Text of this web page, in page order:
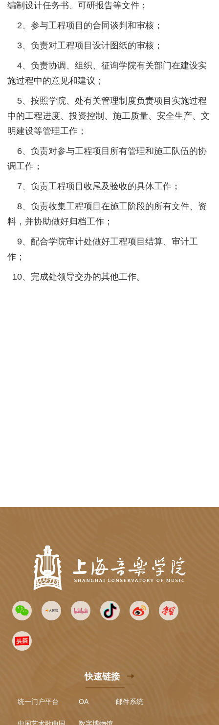
编制设计任务书、可研报告等文件；
2、参与工程项目的合同谈判和审核；
3、负责对工程项目设计图纸的审核；
4、负责协调、组织、征询学院有关部门在建设实
施过程中的意见和建议；
5、按照学院、处有关管理制度负责项目实施过程
中的工程进度、投资控制、施工质量、安全生产、文
明建设等管理工作；
6、负责对参与工程项目所有管理和施工队伍的协
调工作；
7、负责工程项目收尾及验收的具体工作；
8、负责收集工程项目在施工阶段的所有文件、资
料，并协助做好归档工作；
9、配合学院审计处做好工程项目结算、审计工
作；
10、完成处领导交办的其他工作。
快速链接
统一门户平台 OA 邮件系统